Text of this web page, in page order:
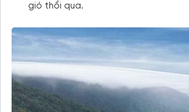
gió thổi qua.